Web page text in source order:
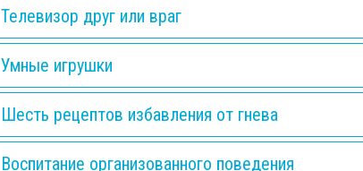
Телевизор друг или враг
Умные игрушки
Шесть рецептов избавления от гнева
Воспитание организованного поведения